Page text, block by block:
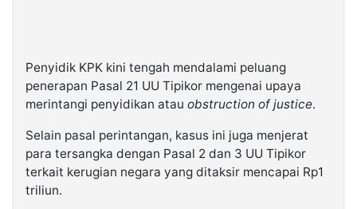
Penyidik KPK kini tengah mendalami peluang
penerapan Pasal 21 UU Tipikor mengenai upaya
merintangi penyidikan atau obstruction of justice.
Selain pasal perintangan, kasus ini juga menjerat
para tersangka dengan Pasal 2 dan 3 UU Tipikor
terkait kerugian negara yang ditaksir mencapai Rp1
triliun.